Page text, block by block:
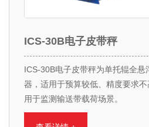
ICS-30B电子皮带秤
ICS-30B电子皮带秤为单托辊全
器，适用于预算较低、精度要求
用于监测输送带载荷场景。